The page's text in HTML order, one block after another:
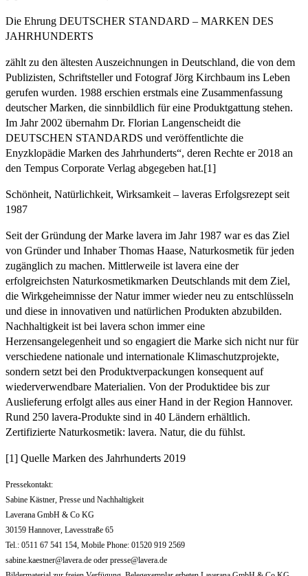
Die Ehrung DEUTSCHER STANDARD – MARKEN DES
JAHRHUNDERTS
zählt zu den ältesten Auszeichnungen in Deutschland, die von dem
Publizisten, Schriftsteller und Fotograf Jörg Kirchbaum ins Leben
gerufen wurden. 1988 erschien erstmals eine Zusammenfassung
deutscher Marken, die sinnbildlich für eine Produktgattung stehen.
Im Jahr 2002 übernahm Dr. Florian Langenscheidt die
DEUTSCHEN STANDARDS und veröffentlichte die
Enyzklopädie Marken des Jahrhunderts“, deren Rechte er 2018 an
den Tempus Corporate Verlag abgegeben hat.[1]
Schönheit, Natürlichkeit, Wirksamkeit – laveras Erfolgsrezept seit
1987
Seit der Gründung der Marke lavera im Jahr 1987 war es das Ziel
von Gründer und Inhaber Thomas Haase, Naturkosmetik für jeden
zugänglich zu machen. Mittlerweile ist lavera eine der
erfolgreichsten Naturkosmetikmarken Deutschlands mit dem Ziel,
die Wirkgeheimnisse der Natur immer wieder neu zu entschlüsseln
und diese in innovativen und natürlichen Produkten abzubilden.
Nachhaltigkeit ist bei lavera schon immer eine
Herzensangelegenheit und so engagiert die Marke sich nicht nur für
verschiedene nationale und internationale Klimaschutzprojekte,
sondern setzt bei den Produktverpackungen konsequent auf
wiederverwendbare Materialien. Von der Produktidee bis zur
Auslieferung erfolgt alles aus einer Hand in der Region Hannover.
Rund 250 lavera-Produkte sind in 40 Ländern erhältlich.
Zertifizierte Naturkosmetik: lavera. Natur, die du fühlst.
[1] Quelle Marken des Jahrhunderts 2019
Pressekontakt:
Sabine Kästner, Presse und Nachhaltigkeit
Laverana GmbH & Co KG
30159 Hannover, Lavesstraße 65
Tel.: 0511 67 541 154, Mobile Phone: 01520 919 2569
sabine.kaestner@lavera.de oder presse@lavera.de